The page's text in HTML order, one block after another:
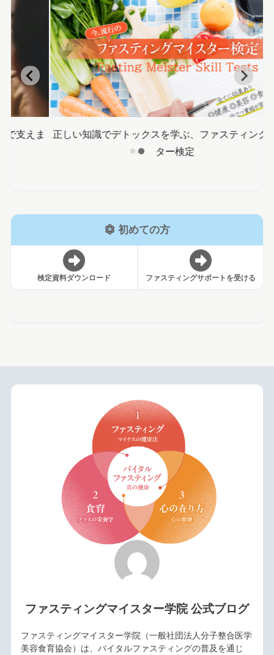
正しい知識でデトックスを学ぶ、ファスティングマイス
ター検定
初めての方
検定資料ダウンロード ファスティングサポートを受ける
ファスティングマイスター学院 公式ブログ
ファスティングマイスター学院（一般社団法人分子整合医学
美容食育協会）は、バイタルファスティングの普及を通じ